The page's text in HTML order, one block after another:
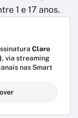
1 e 17 anos.
Claro
, via streaming
nas Smart